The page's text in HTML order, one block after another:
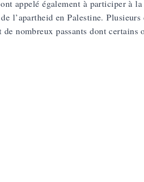
appelé également à participer à la
l’apartheid en Palestine. Plusieurs
nombreux passants dont certains